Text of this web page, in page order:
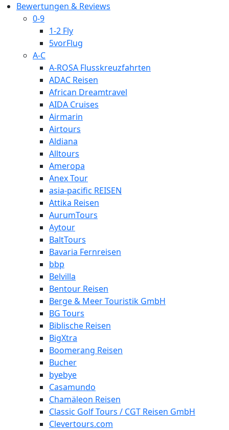
Bewertungen & Reviews
0-9
1-2 Fly
5vorFlug
A-C
A-ROSA Flusskreuzfahrten
ADAC Reisen
African Dreamtravel
AIDA Cruises
Airmarin
Airtours
Aldiana
Alltours
Ameropa
Anex Tour
asia-pacific REISEN
Attika Reisen
AurumTours
Aytour
BaltTours
Bavaria Fernreisen
bbp
Belvilla
Bentour Reisen
Berge & Meer Touristik GmbH
BG Tours
Biblische Reisen
BigXtra
Boomerang Reisen
Bucher
byebye
Casamundo
Chamäleon Reisen
Classic Golf Tours / CGT Reisen GmbH
Clevertours.com